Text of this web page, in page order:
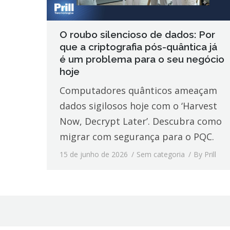
O roubo silencioso de dados: Por
que a criptografia pós-quântica já
é um problema para o seu negócio
hoje
Computadores quânticos ameaçam
dados sigilosos hoje com o ‘Harvest
Now, Decrypt Later’. Descubra como
migrar com segurança para o PQC.
15 de junho de 2026 Sem categoria By Prill